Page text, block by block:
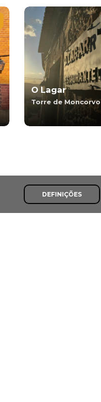
O Lagar
Torre de Moncorvo
DEFINIÇÕES